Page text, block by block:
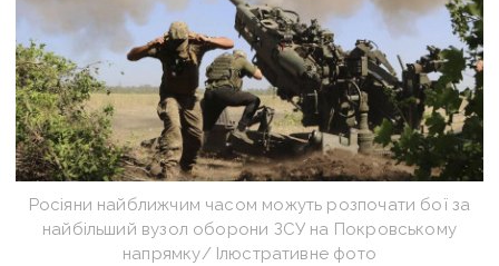
Росіяни найближчим часом можуть розпочати бої за
найбільший вузол оборони ЗСУ на Покровському
напрямку/ Ілюстративне фото